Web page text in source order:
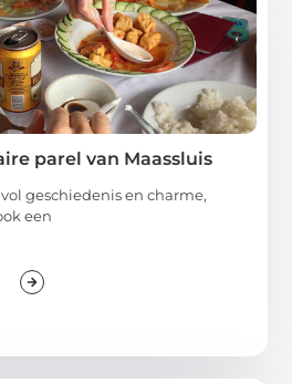
parel van Maassluis
geschiedenis en charme,
een